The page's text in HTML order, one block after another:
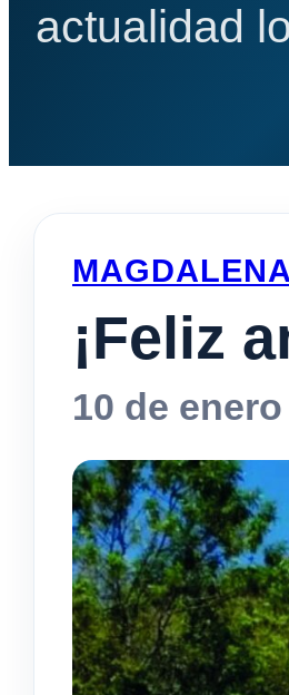
actualidad
MAGDALENA
¡Feliz
10 de